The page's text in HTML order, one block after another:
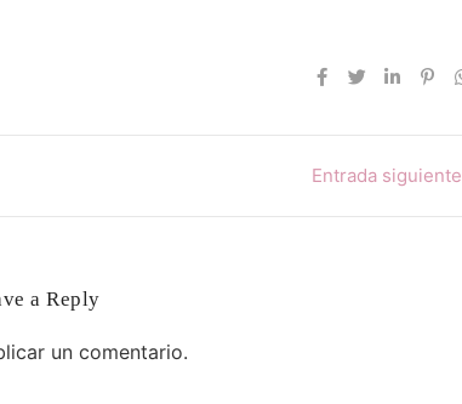
Entrada siguiente
a Reply
un comentario.